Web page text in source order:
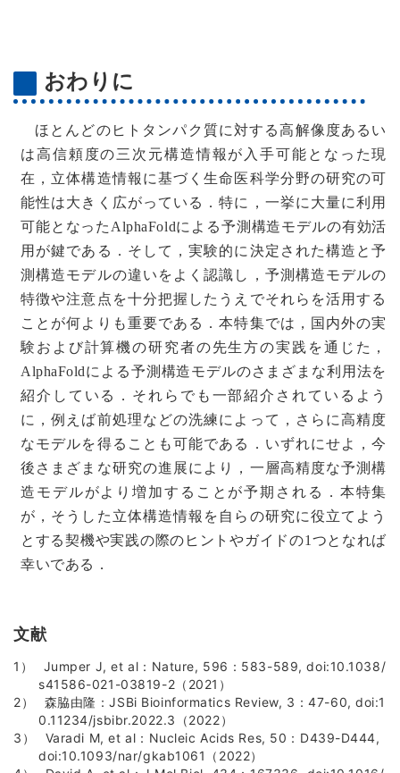
おわりに
ほとんどのヒトタンパク質に対する高解像度あるい
は高信頼度の三次元構造情報が入手可能となった現
在，立体構造情報に基づく生命医科学分野の研究の可
能性は大きく広がっている．特に，一挙に大量に利用
可能となったAlphaFoldによる予測構造モデルの有効活
用が鍵である．そして，実験的に決定された構造と予
測構造モデルの違いをよく認識し，予測構造モデルの
特徴や注意点を十分把握したうえでそれらを活用する
ことが何よりも重要である．本特集では，国内外の実
験および計算機の研究者の先生方の実践を通じた，
AlphaFoldによる予測構造モデルのさまざまな利用法を
紹介している．それらでも一部紹介されているよう
に，例えば前処理などの洗練によって，さらに高精度
なモデルを得ることも可能である．いずれにせよ，今
後さまざまな研究の進展により，一層高精度な予測構
造モデルがより増加することが予期される．本特集
が，そうした立体構造情報を自らの研究に役立てよう
とする契機や実践の際のヒントやガイドの1つとなれば
幸いである．
文献
Jumper J, et al：Nature, 596：583-589, doi:10.1038/
s41586-021-03819-2（2021）
森脇由隆：JSBi Bioinformatics Review, 3：47-60, doi:1
0.11234/jsbibr.2022.3（2022）
Varadi M, et al：Nucleic Acids Res, 50：D439-D444,
doi:10.1093/nar/gkab1061（2022）